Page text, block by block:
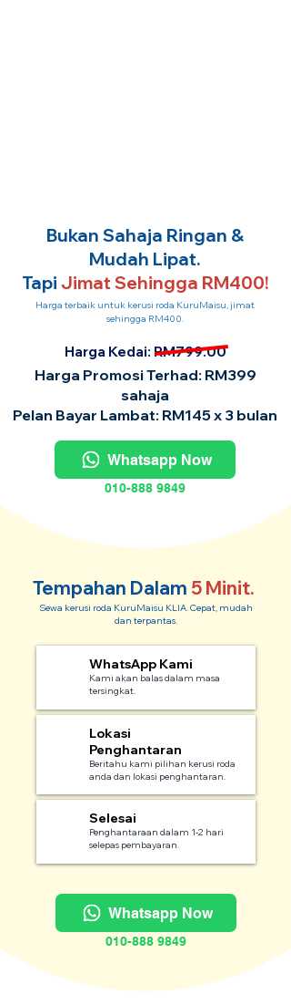
Bukan Sahaja Ringan &
Mudah Lipat.
Tapi Jimat Sehingga RM400!
Harga terbaik untuk kerusi roda KuruMaisu, jimat
sehingga RM400.
Harga Kedai: RM799.00
Harga Promosi Terhad: RM399
sahaja
Pelan Bayar Lambat: RM145 x 3 bulan
Whatsapp Now
010-888 9849
Tempahan Dalam 5 Minit.
Sewa kerusi roda KuruMaisu KLIA. Cepat, mudah
dan terpantas.
WhatsApp Kami
Kami akan balas dalam masa
tersingkat.
Lokasi
Penghantaran
Beritahu kami pilihan kerusi roda
anda dan lokasi penghantaran.
Selesai
Penghantaraan dalam 1-2 hari
selepas pembayaran.
Whatsapp Now
010-888 9849